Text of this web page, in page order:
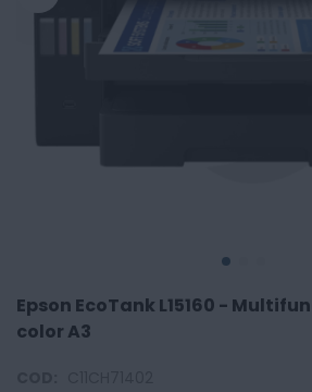
Epson EcoTank L15160 -
color A3